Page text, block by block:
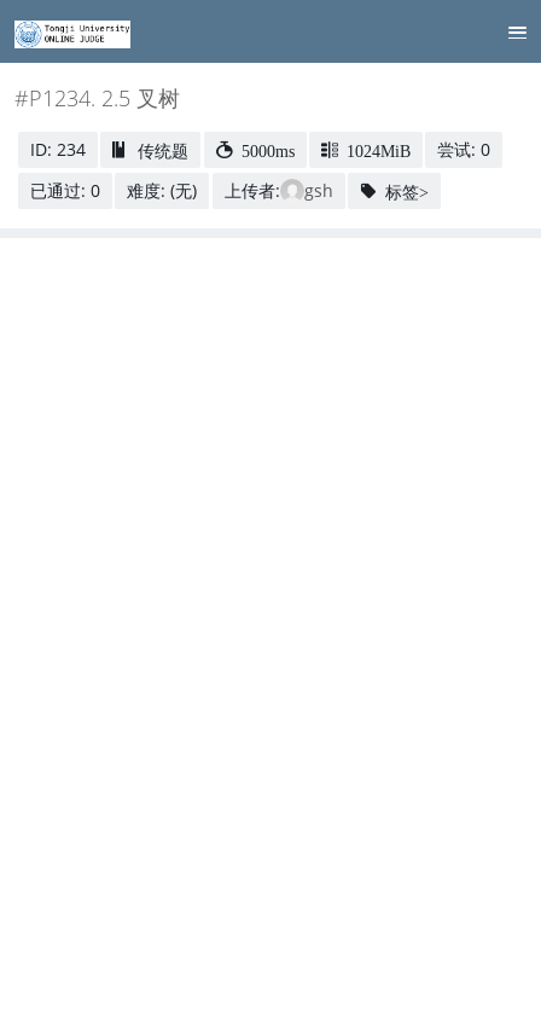
#P1234. 2.5 叉树
ID: 234 传统题 5000ms 1024MiB
尝试: 0
已通过: 0
难度: (无) 上传者: gsh 标签>